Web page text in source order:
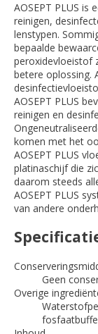
AOSEPT PLUS
reinigen,
lenstypen.
bepaalde
peroxidevloeistof
betere oplossing.
AOSEPT PLUS
reinigen en
komen met het
AOSEPT PLUS
platinaschijf die
daarom steeds
AOSEPT PLUS
van andere
Geen
Overige